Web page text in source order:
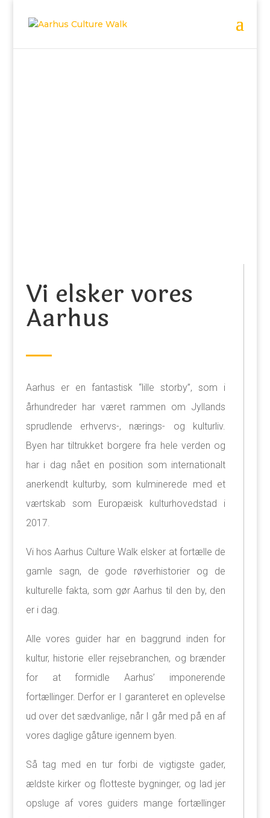
Vi elsker vores
Aarhus
Aarhus er en fantastisk “lille storby”, som i
århundreder har været rammen om Jyllands
sprudlende erhvervs-, nærings- og kulturliv.
Byen har tiltrukket borgere fra hele verden og
har i dag nået en position som internationalt
anerkendt kulturby, som kulminerede med et
værtskab som Europæisk kulturhovedstad i
2017.
Vi hos Aarhus Culture Walk elsker at fortælle de
gamle sagn, de gode røverhistorier og de
kulturelle fakta, som gør Aarhus til den by, den
er i dag.
Alle vores guider har en baggrund inden for
kultur, historie eller rejsebranchen, og brænder
for at formidle Aarhus’ imponerende
fortællinger. Derfor er I garanteret en oplevelse
ud over det sædvanlige, når I går med på en af
vores daglige gåture igennem byen.
Så tag med en tur forbi de vigtigste gader,
ældste kirker og flotteste bygninger, og lad jer
opsluge af vores guiders mange fortællinger